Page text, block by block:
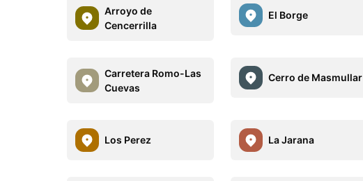
Arroyo de
Cencerrilla
El Borge
Carretera Romo-Las
Cuevas
Cerro de Masmullar
Los Perez La Jarana